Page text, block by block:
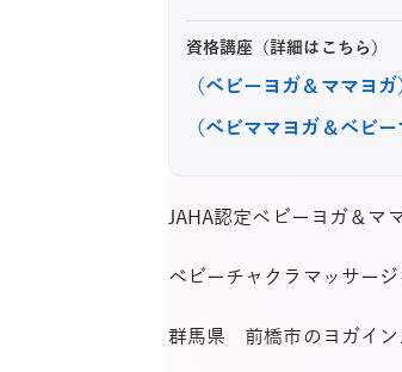
資格講座（詳細はこちら）
（ベビーヨガ＆ママヨ
（ベビママヨガ＆ベビ
JAHA認定ベビーヨガ＆マ
ベビーチャクラマッサー
群馬県 前橋市のヨガイン